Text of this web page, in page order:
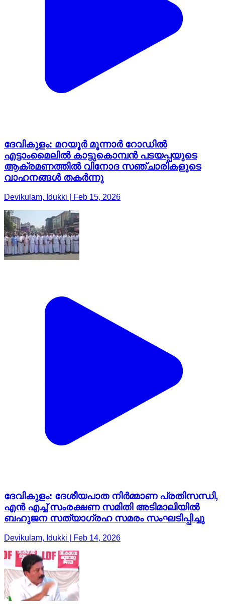
ദേവികുളം: മറയൂർ മൂന്നാർ റോഡിൽ
എട്ടാംമൈലിൽ കാട്ടുകൊമ്പൻ പടയപ്പയുടെ
ആക്രമണത്തിൽ വിനോദ സഞ്ചാരികളുടെ
വാഹനങ്ങൾ തകർന്നു
Devikulam, Idukki | Feb 15, 2026
ദേവികുളം: ദേശീയപാത നിർമ്മാണ പ്രതിസന്ധി,
എൻ എച്ച് സംരക്ഷണ സമിതി അടിമാലിയിൽ
ബഹുജന സത്യാഗ്രഹ സമരം സംഘടിപ്പിച്ചു
Devikulam, Idukki | Feb 14, 2026